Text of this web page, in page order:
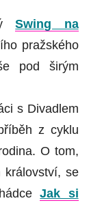
Swing na
pražského
pod širým
s Divadlem
z cyklu
O tom,
království, se
Jak si